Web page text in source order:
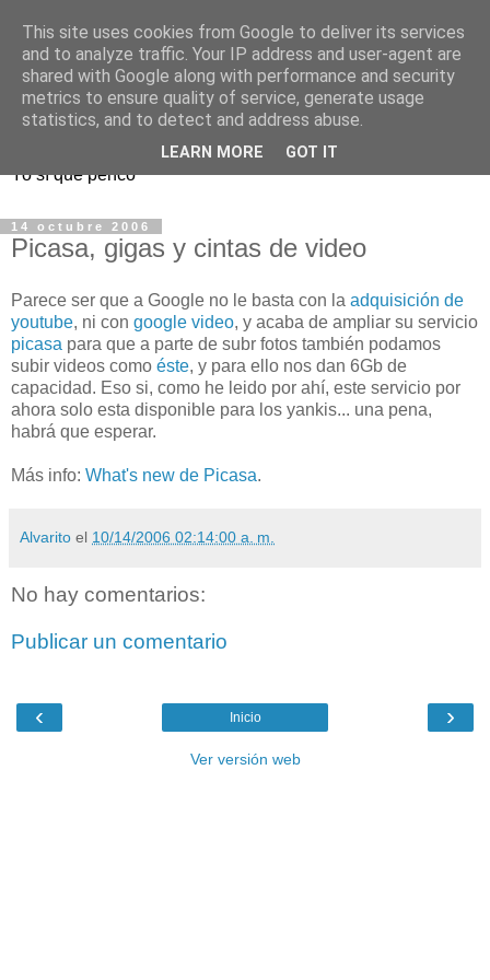
Pencadores
Yo sí que penco
14 octubre 2006
Picasa, gigas y cintas de video
Parece ser que a Google no le basta con la adquisición de
youtube, ni con google video, y acaba de ampliar su servicio
picasa para que a parte de subr fotos también podamos
subir videos como éste, y para ello nos dan 6Gb de
capacidad. Eso si, como he leido por ahí, este servicio por
ahora solo esta disponible para los yankis... una pena,
habrá que esperar.
Más info: What's new de Picasa.
Alvarito el 10/14/2006 02:14:00 a. m.
No hay comentarios:
Publicar un comentario
‹ ›
Inicio
Ver versión web
This site uses cookies from Google to deliver its services
and to analyze traffic. Your IP address and user-agent are
shared with Google along with performance and security
metrics to ensure quality of service, generate usage
statistics, and to detect and address abuse.
LEARN MORE GOT IT